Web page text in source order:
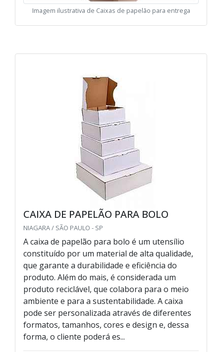
Imagem ilustrativa de Caixas de papelão para entrega
CAIXA DE PAPELÃO PARA BOLO
NIAGARA / SÃO PAULO - SP
A caixa de papelão para bolo é um utensílio
constituído por um material de alta qualidade,
que garante a durabilidade e eficiência do
produto. Além do mais, é considerada um
produto reciclável, que colabora para o meio
ambiente e para a sustentabilidade. A caixa
pode ser personalizada através de diferentes
formatos, tamanhos, cores e design e, dessa
forma, o cliente poderá es...